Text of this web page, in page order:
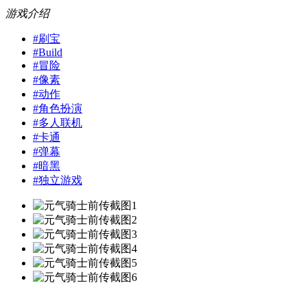
游戏介绍
#刷宝
#Build
#冒险
#像素
#动作
#角色扮演
#多人联机
#卡通
#弹幕
#暗黑
#独立游戏